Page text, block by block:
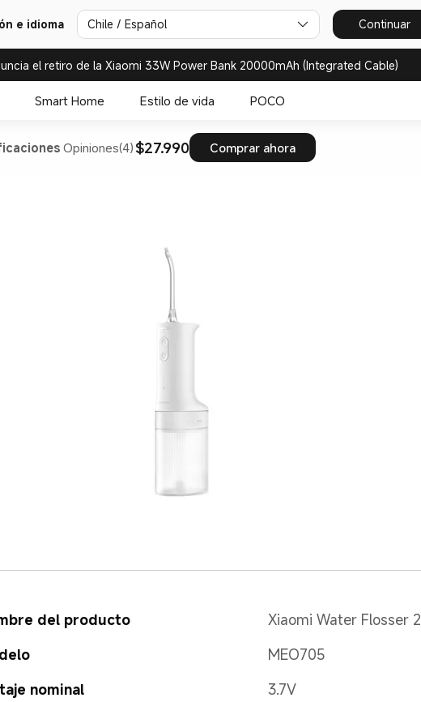
e idioma Chile / Español Continuar
el retiro de la Xiaomi 33W Power Bank 20000mAh (Integrated Cable)
Smart Home Estilo de vida POCO
Opiniones(4)$27.990 Comprar ahora
del producto
Xiaomi Water Flosser 2
MEO705
nominal
3.7V